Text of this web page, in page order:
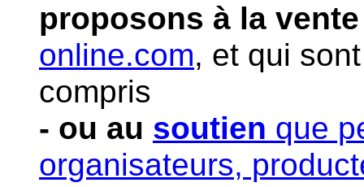
proposons à la vente
online.com, et qui
compris
- ou au soutien que
organisateurs,